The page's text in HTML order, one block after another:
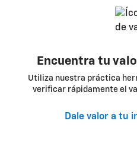
Encuentra tu
Utiliza nuestra práctica
verificar rápidamente el
Dale valor a tu